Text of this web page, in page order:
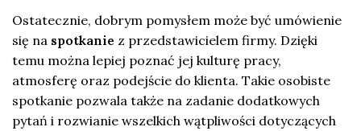
Ostatecznie, dobrym pomysłem może być umówienie
się na spotkanie z przedstawicielem firmy. Dzięki
temu można lepiej poznać jej kulturę pracy,
atmosferę oraz podejście do klienta. Takie osobiste
spotkanie pozwala także na zadanie dodatkowych
pytań i rozwianie wszelkich wątpliwości dotyczących